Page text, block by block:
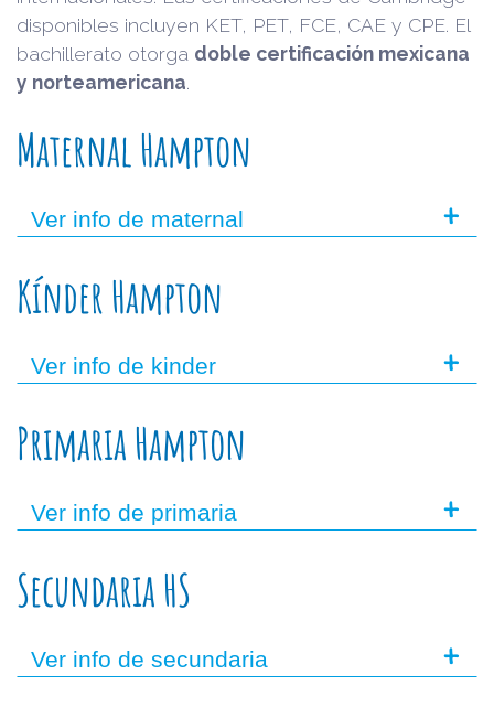
disponibles incluyen KET, PET, FCE, CAE y CPE. El
bachillerato otorga doble certificación mexicana
y norteamericana
Maternal Hampton
Ver info de maternal +
Kínder Hampton
Ver info de kinder +
Primaria Hampton
Ver info de primaria +
Secundaria HS
Ver info de secundaria +